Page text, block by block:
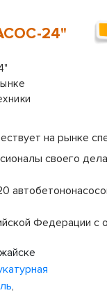
24"
на рынке
своего
Федерации
,